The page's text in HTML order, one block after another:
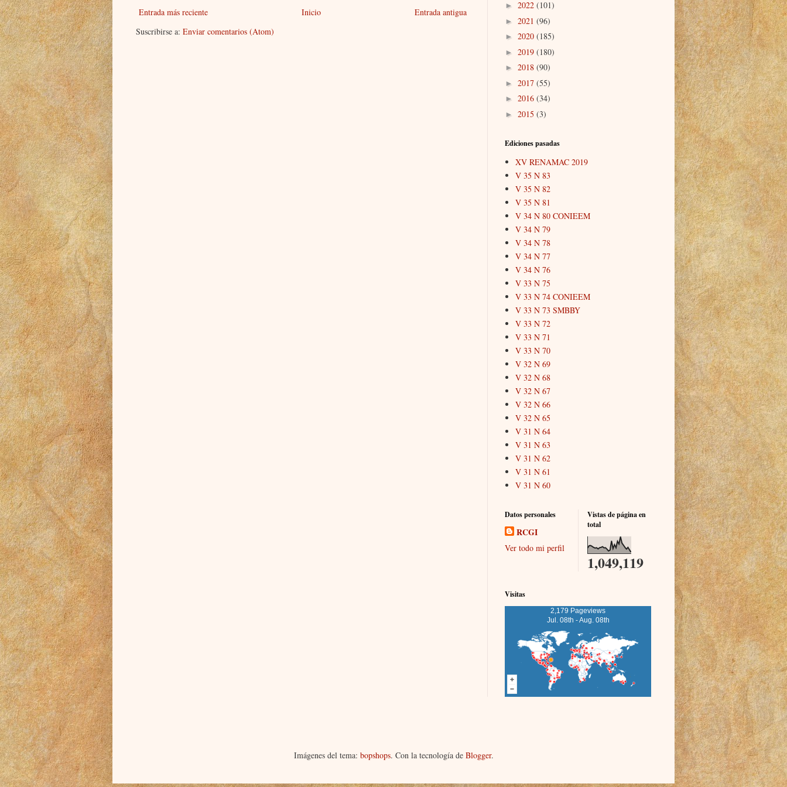
Entrada más reciente Entrada antigua
Inicio
Suscribirse a: Enviar comentarios (Atom)
► 2022 (101)
► 2021 (96)
► 2020 (185)
► 2019 (180)
► 2018 (90)
► 2017 (55)
► 2016 (34)
► 2015 (3)
Ediciones pasadas
XV RENAMAC 2019
V 35 N 83
V 35 N 82
V 35 N 81
V 34 N 80 CONIEEM
V 34 N 79
V 34 N 78
V 34 N 77
V 34 N 76
V 33 N 75
V 33 N 74 CONIEEM
V 33 N 73 SMBBY
V 33 N 72
V 33 N 71
V 33 N 70
V 32 N 69
V 32 N 68
V 32 N 67
V 32 N 66
V 32 N 65
V 31 N 64
V 31 N 63
V 31 N 62
V 31 N 61
V 31 N 60
Datos personales
RCGI
Ver todo mi perfil
Vistas de página en
total
1,049,119
Visitas
2,179 Pageviews
Jul. 08th - Aug. 08th
Imágenes del tema: bopshops. Con la tecnología de Blogger.